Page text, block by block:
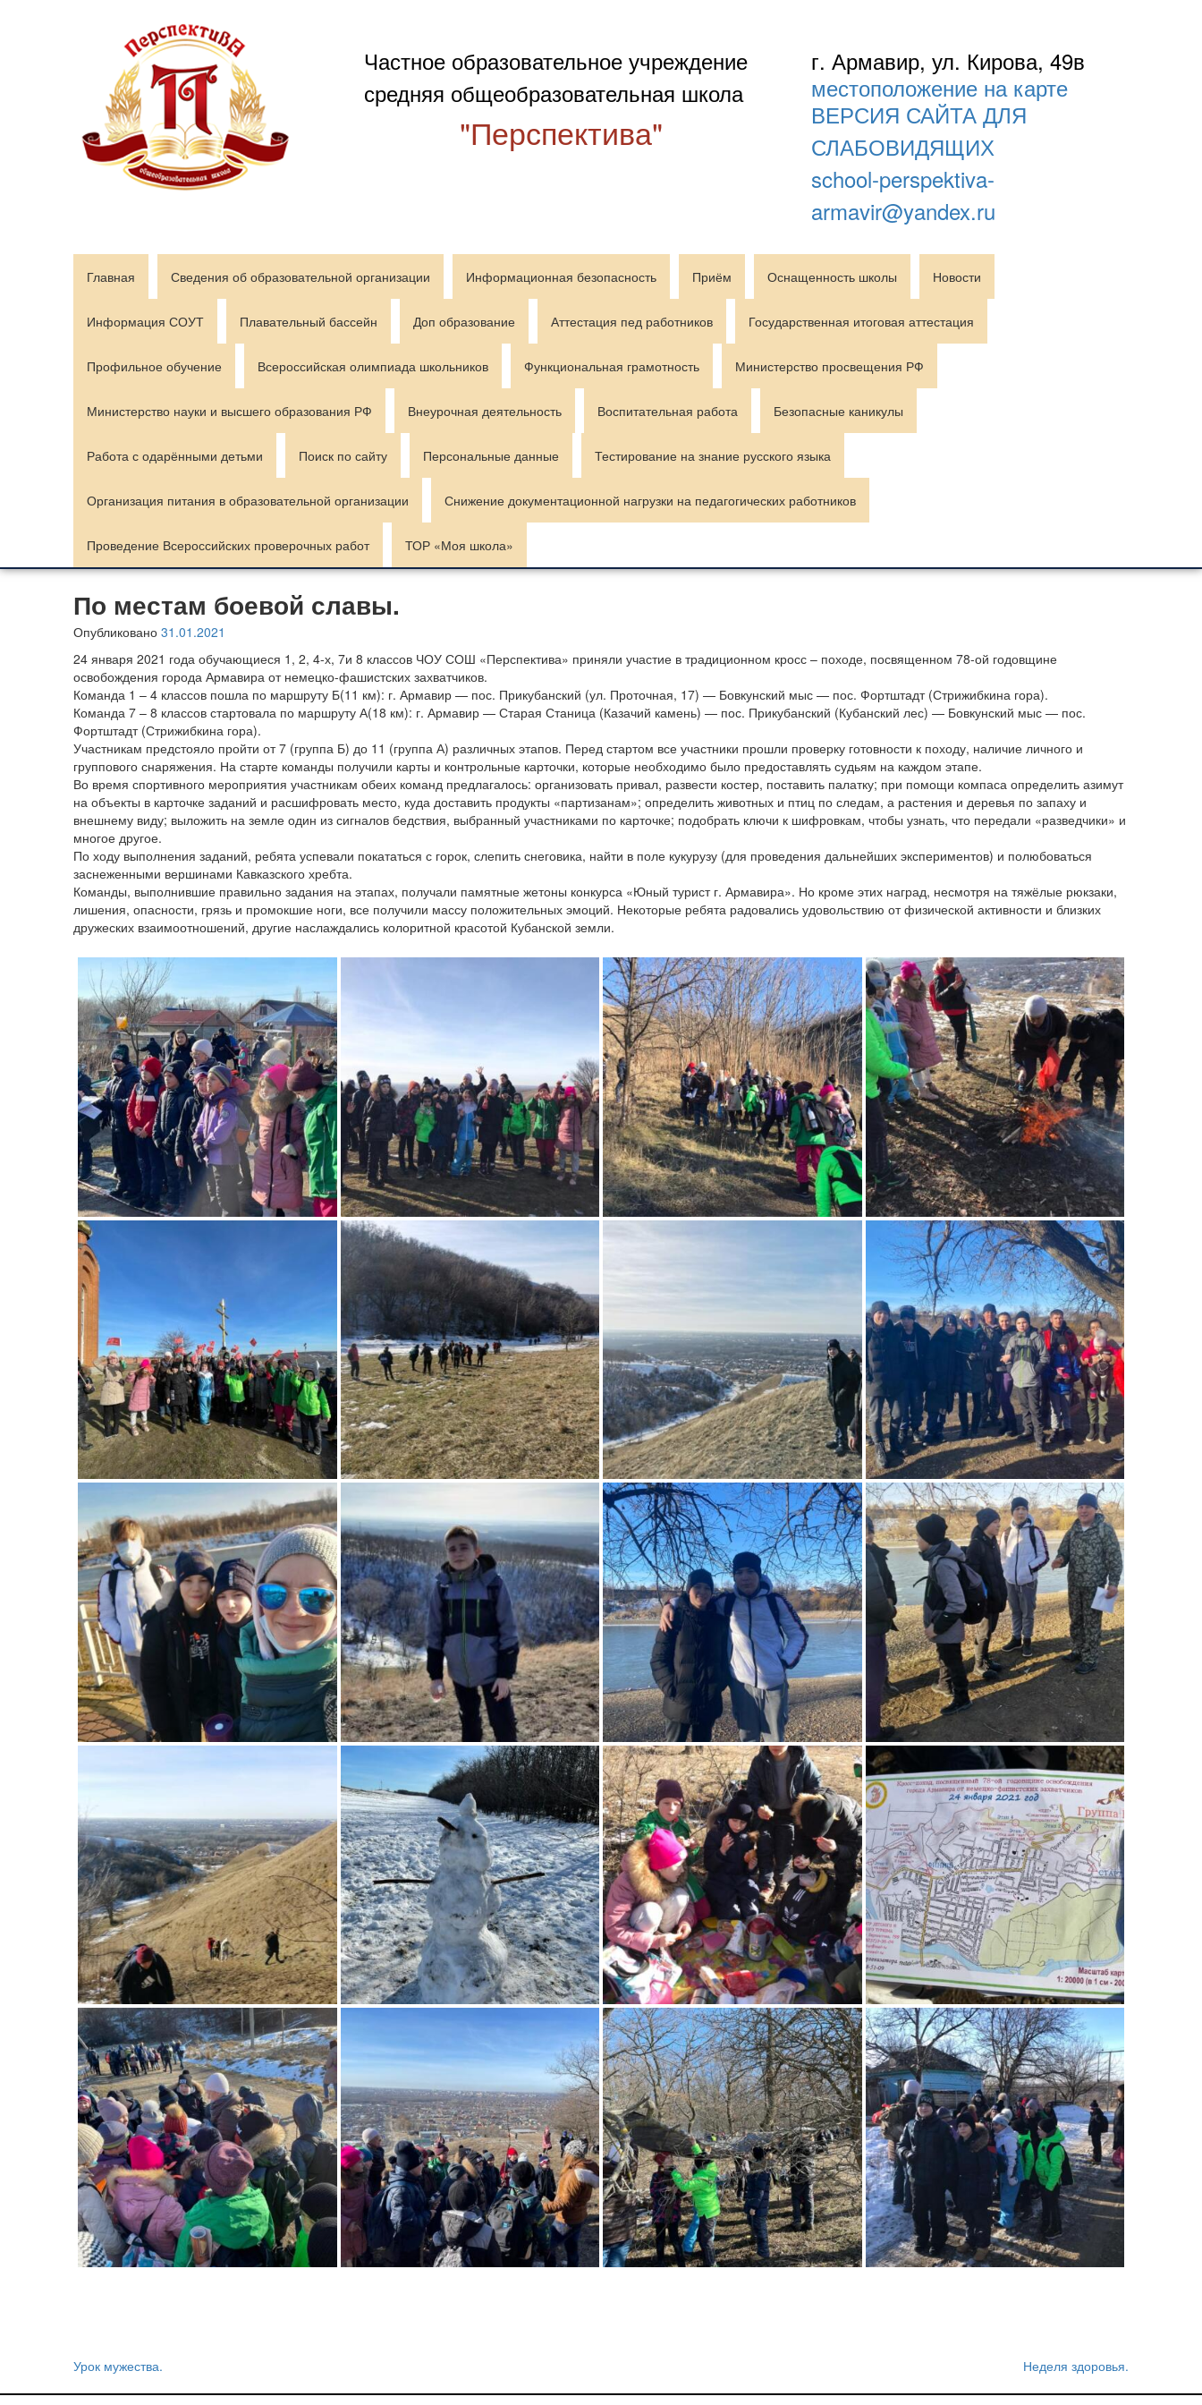
Частное образовательное учреждение
средняя общеобразовательная школа
"Перспектива"
г. Армавир, ул. Кирова, 49в
местоположение на карте
ВЕРСИЯ САЙТА ДЛЯ
СЛАБОВИДЯЩИХ
school-perspektiva-
armavir@yandex.ru
Главная Сведения об образовательной организации Информационная безопасность Приём Оснащенность школы Новости
Информация СОУТ Плавательный бассейн Доп образование Аттестация пед работников Государственная итоговая аттестация
Профильное обучение Всероссийская олимпиада школьников Функциональная грамотность Министерство просвещения РФ
Министерство науки и высшего образования РФ Внеурочная деятельность Воспитательная работа Безопасные каникулы
Работа с одарёнными детьми Поиск по сайту Персональные данные Тестирование на знание русского языка
Организация питания в образовательной организации Снижение документационной нагрузки на педагогических работников
Проведение Всероссийских проверочных работ ТОР «Моя школа»
По местам боевой славы.
Опубликовано 31.01.2021
24 января 2021 года обучающиеся 1, 2, 4-х, 7и 8 классов ЧОУ СОШ «Перспектива» приняли участие в традиционном кросс – походе, посвященном 78-ой годовщине
освобождения города Армавира от немецко-фашистских захватчиков.
Команда 1 – 4 классов пошла по маршруту Б(11 км): г. Армавир — пос. Прикубанский (ул. Проточная, 17) — Бовкунский мыс — пос. Фортштадт (Стрижибкина гора).
Команда 7 – 8 классов стартовала по маршруту А(18 км): г. Армавир — Старая Станица (Казачий камень) — пос. Прикубанский (Кубанский лес) — Бовкунский мыс — пос.
Фортштадт (Стрижибкина гора).
Участникам предстояло пройти от 7 (группа Б) до 11 (группа А) различных этапов. Перед стартом все участники прошли проверку готовности к походу, наличие личного и
группового снаряжения. На старте команды получили карты и контрольные карточки, которые необходимо было предоставлять судьям на каждом этапе.
Во время спортивного мероприятия участникам обеих команд предлагалось: организовать привал, развести костер, поставить палатку; при помощи компаса определить азимут
на объекты в карточке заданий и расшифровать место, куда доставить продукты «партизанам»; определить животных и птиц по следам, а растения и деревья по запаху и
внешнему виду; выложить на земле один из сигналов бедствия, выбранный участниками по карточке; подобрать ключи к шифровкам, чтобы узнать, что передали «разведчики» и
многое другое.
По ходу выполнения заданий, ребята успевали покататься с горок, слепить снеговика, найти в поле кукурузу (для проведения дальнейших экспериментов) и полюбоваться
заснеженными вершинами Кавказского хребта.
Команды, выполнившие правильно задания на этапах, получали памятные жетоны конкурса «Юный турист г. Армавира». Но кроме этих наград, несмотря на тяжёлые рюкзаки,
лишения, опасности, грязь и промокшие ноги, все получили массу положительных эмоций. Некоторые ребята радовались удовольствию от физической активности и близких
дружеских взаимоотношений, другие наслаждались колоритной красотой Кубанской земли.
Урок мужества. Неделя здоровья.